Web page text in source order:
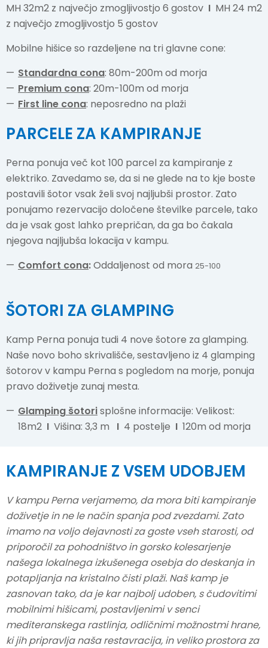
MH 32m2 z največjo zmogljivostjo 6 gostov I MH 24 m2
z največjo zmogljivostjo 5 gostov
Mobilne hišice so razdeljene na tri glavne cone:
Standardna cona: 80m-200m od morja
Premium cona: 20m-100m od morja
First line cona: neposredno na plaži
PARCELE ZA KAMPIRANJE
Perna ponuja več kot 100 parcel za kampiranje z
elektriko. Zavedamo se, da si ne glede na to kje boste
postavili šotor vsak želi svoj najljubši prostor. Zato
ponujamo rezervacijo določene številke parcele, tako
da je vsak gost lahko prepričan, da ga bo čakala
njegova najljubša lokacija v kampu.
Comfort cona:Oddaljenost od mora 25-100
ŠOTORI ZA GLAMPING
Kamp Perna ponuja tudi 4 nove šotore za glamping.
Naše novo boho skrivališče, sestavljeno iz 4 glamping
šotorov v kampu Perna s pogledom na morje, ponuja
pravo doživetje zunaj mesta.
Glamping šotorisplošne informacije: Velikost:
18m2 I Višina: 3,3 m I 4 postelje I 120m od morja
KAMPIRANJE Z VSEM UDOBJEM
V kampu Perna verjamemo, da mora biti kampiranje
doživetje in ne le način spanja pod zvezdami. Zato
imamo na voljo dejavnosti za goste vseh starosti, od
priporočil za pohodništvo in gorsko kolesarjenje
našega lokalnega izkušenega osebja do deskanja in
potapljanja na kristalno čisti plaži. Naš kamp je
zasnovan tako, da je kar najbolj udoben, s čudovitimi
mobilnimi hišicami, postavljenimi v senci
mediteranskega rastlinja, odličnimi možnostmi hrane,
ki jih pripravlja naša restavracija, in veliko prostora za